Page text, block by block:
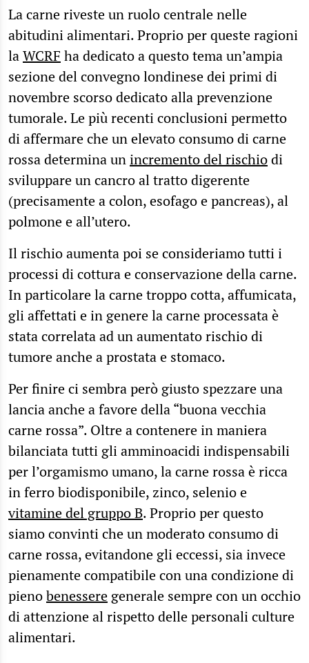
La carne riveste un ruolo centrale nelle
abitudini alimentari. Proprio per queste ragioni
laWCRF ha dedicato a questo tema un’ampia
sezione del convegno londinese dei primi di
novembre scorso dedicato alla prevenzione
tumorale. Le più recenti conclusioni permetto
di affermare che un elevato consumo di carne
rossa determina unincremento del rischiodi
sviluppare un cancro al tratto digerente
(precisamente a colon, esofago e pancreas), al
polmone e all’utero.
Il rischio aumenta poi se consideriamo tutti i
processi di cottura e conservazione della carne.
In particolare la carne troppo cotta, affumicata,
gli affettati e in genere la carne processata è
stata correlata ad un aumentato rischio di
tumore anche a prostata e stomaco.
Per finire ci sembra però giusto spezzare una
lancia anche a favore della “buona vecchia
carne rossa”. Oltre a contenere in maniera
bilanciata tutti gli amminoacidi indispensabili
per l’orgamismo umano, la carne rossa è ricca
in ferro biodisponibile, zinco, selenio e
vitamine del gruppo B. Proprio per questo
siamo convinti che un moderato consumo di
carne rossa, evitandone gli eccessi, sia invece
pienamente compatibile con una condizione di
pienobenessere generale sempre con un occhio
di attenzione al rispetto delle personali culture
alimentari.